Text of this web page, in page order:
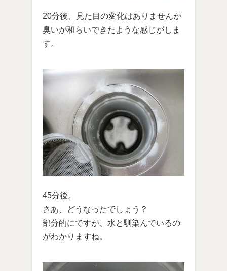
20分後、見た目の変化はありませんが
臭いが和らいできたような感じがしま
す。
45分後。
さあ、どうなったでしょう？
部分的にですが、水と馴染んでいるの
がわかりますね。